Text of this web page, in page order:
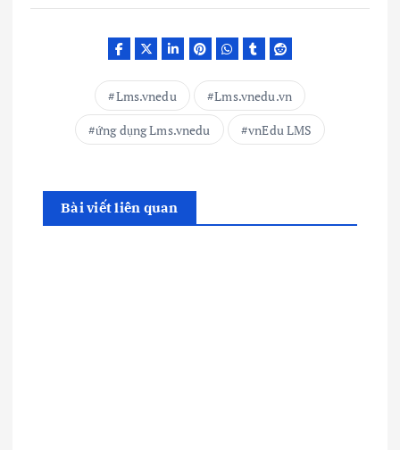
Lms.vnedu
Lms.vnedu.vn
ứng dụng Lms.vnedu
vnEdu LMS
Bài viết liên quan